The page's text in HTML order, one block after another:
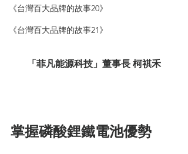
《台灣百大品牌的故事20》
《台灣百大品牌的故事21》
「菲凡能源科技」董事長 柯祺禾
掌握磷酸鋰鐵電池優勢